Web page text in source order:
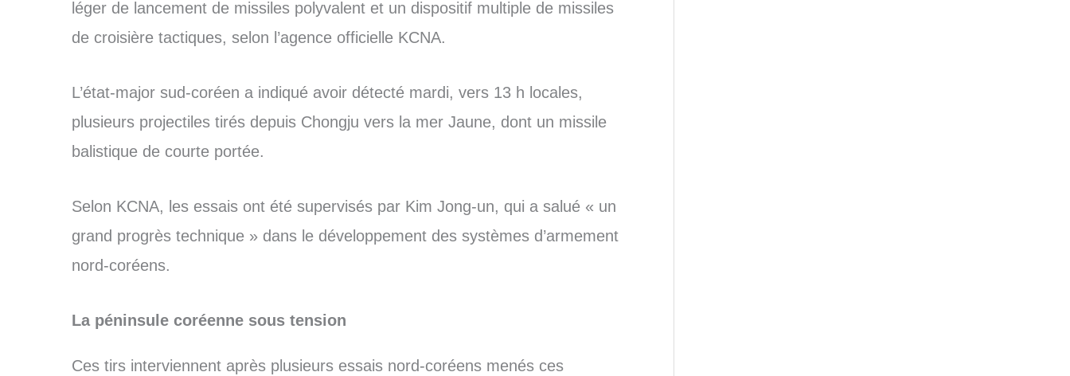
léger de lancement de missiles polyvalent et un dispositif multiple de missiles
de croisière tactiques, selon l’agence officielle KCNA.
L’état-major sud-coréen a indiqué avoir détecté mardi, vers 13 h locales,
plusieurs projectiles tirés depuis Chongju vers la mer Jaune, dont un missile
balistique de courte portée.
Selon KCNA, les essais ont été supervisés par Kim Jong-un, qui a salué « un
grand progrès technique » dans le développement des systèmes d’armement
nord-coréens.
La péninsule coréenne sous tension
Ces tirs interviennent après plusieurs essais nord-coréens menés ces